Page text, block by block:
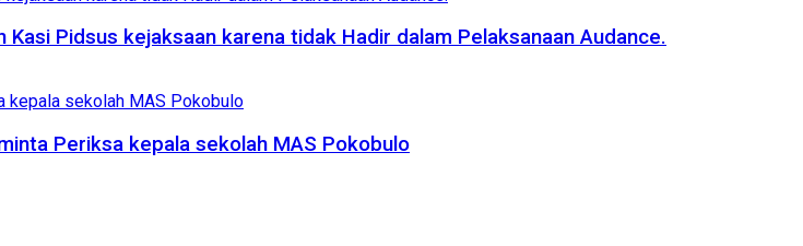
Pidsus kejaksaan karena tidak Hadir dalam Pelaksanaan Audance.
Periksa kepala sekolah MAS Pokobulo